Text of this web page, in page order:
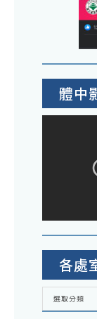
體中
各處
各
室
選取分類